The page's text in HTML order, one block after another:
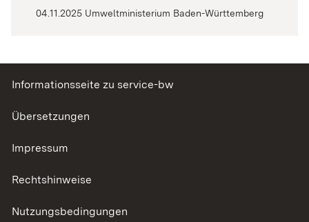
04.11.2025 Umweltministerium Baden-Württemberg
Informationsseite zu service-bw
Übersetzungen
Impressum
Rechtshinweise
Nutzungsbedingungen